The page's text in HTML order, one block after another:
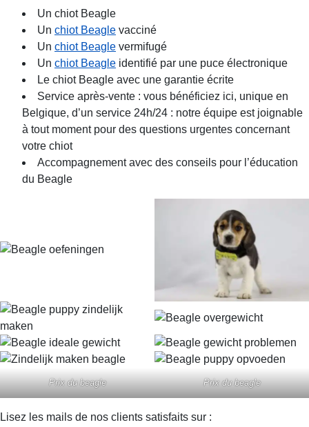
Un chiot Beagle
Un chiot Beagle vacciné
Un chiot Beagle vermifugé
Un chiot Beagle identifié par une puce électronique
Le chiot Beagle avec une garantie écrite
Service après-vente : vous bénéficiez ici, unique en
Belgique, d’un service 24h/24 : notre équipe est joignable
à tout moment pour des questions urgentes concernant
votre chiot
Accompagnement avec des conseils pour l’éducation
du Beagle
Prix du beagle Prix du beagle
Lisez les mails de nos clients satisfaits sur :